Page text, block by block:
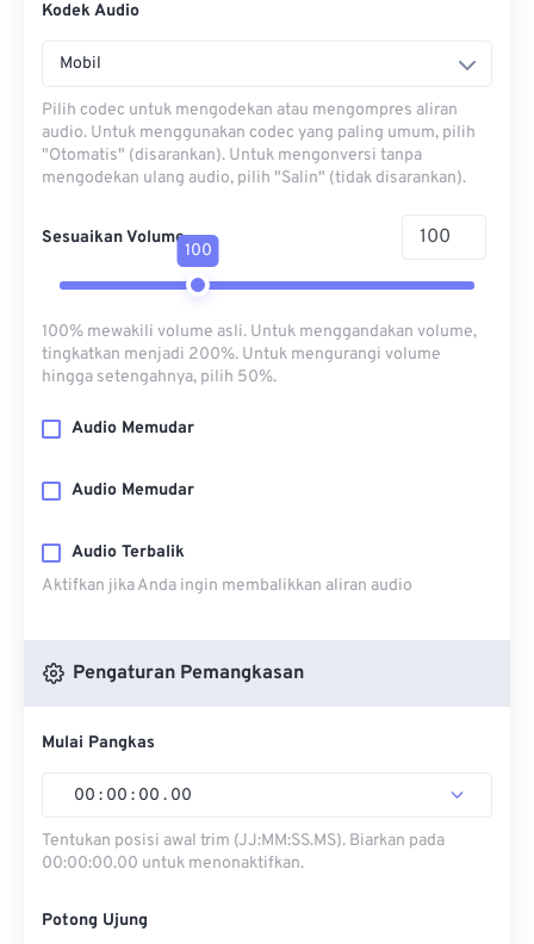
Kodek Audio
Mobil
Pilih codec untuk mengodekan atau mengompres aliran
audio. Untuk menggunakan codec yang paling umum, pilih
"Otomatis" (disarankan). Untuk mengonversi tanpa
mengodekan ulang audio, pilih "Salin" (tidak disarankan).
Sesuaikan Volume
100
100% mewakili volume asli. Untuk menggandakan volume,
tingkatkan menjadi 200%. Untuk mengurangi volume
hingga setengahnya, pilih 50%.
Audio Memudar
Audio Memudar
Audio Terbalik
Aktifkan jika Anda ingin membalikkan aliran audio
Pengaturan Pemangkasan
Mulai Pangkas
00 : 00 : 00 . 00
Tentukan posisi awal trim (JJ:MM:SS.MS). Biarkan pada
00:00:00.00 untuk menonaktifkan.
Potong Ujung